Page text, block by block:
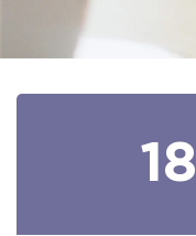
18